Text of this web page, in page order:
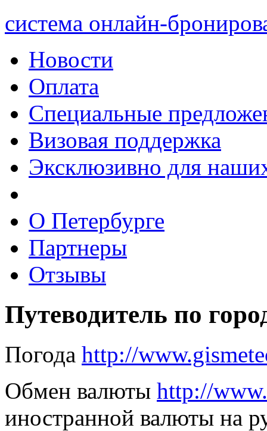
система онлайн-
Новости
Оплата
Специальные
Визовая поддержка
Эксклюзивно для
О Петербурге
Партнеры
Отзывы
Путеводитель по
Погода http://
Обмен валюты http://
иностранной валюты на